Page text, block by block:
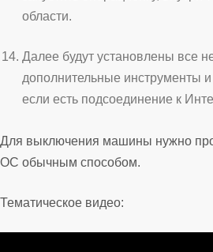
области.
Далее будут установлены все
дополнительные инструменты
если есть подсоединение к
Для выключения машины нужно
ОС обычным способом.
Тематическое видео: